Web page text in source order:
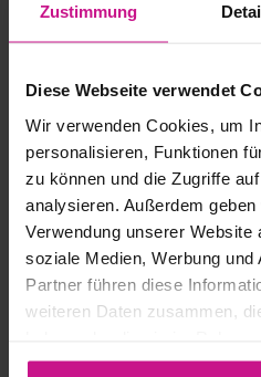
Zustimmung
Diese Webseite verwendet
Wir verwenden Cookies, um
personalisieren, Funktionen
zu können und die Zugriffe
analysieren. Außerdem
Verwendung unserer Website
soziale Medien, Werbung
Partner führen diese
weiteren Daten zusammen,
gesammelt haben.